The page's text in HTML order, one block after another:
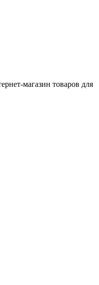
магазин товаров для